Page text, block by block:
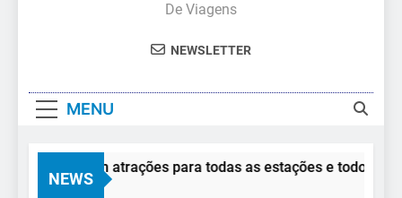
De Viagens
NEWSLETTER
MENU
NEWS
Verde tem atrações para todas as estações e todos os
Agosto De 2026